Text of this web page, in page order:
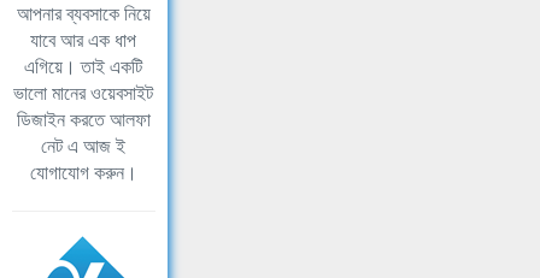
আপনার ব্যবসাকে নিয়ে
যাবে আর এক ধাপ
এগিয়ে। তাই একটি
ভালো মানের ওয়েবসাইট
ডিজাইন করতে আলফা
নেট এ আজ ই
যোগাযোগ করুন।